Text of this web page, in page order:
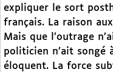
expliquer le sort
français. La raison
Mais que l’outrage
politicien n’ait songé
éloquent. La force